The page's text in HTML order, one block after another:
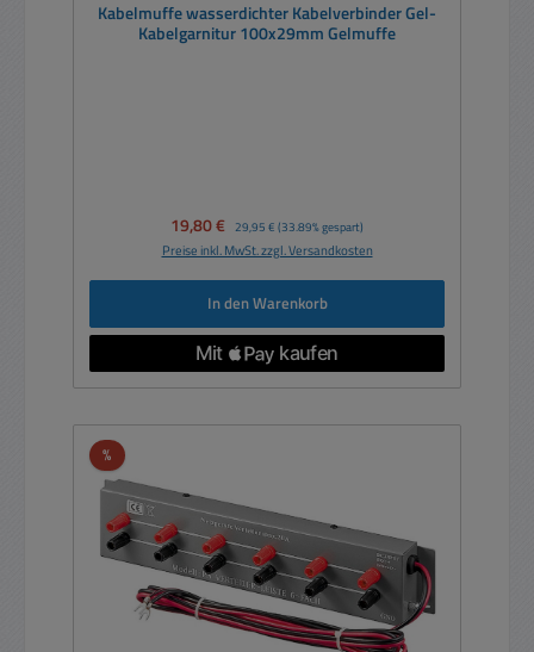
Kabelmuffe wasserdichter Kabelverbinder Gel-
Kabelgarnitur 100x29mm Gelmuffe
Verkaufspreis:
19,80 € Regulärer Preis:
29,95 € (33.89% gespart)
Preise inkl. MwSt. zzgl. Versandkosten
In den Warenkorb
%Rabatt